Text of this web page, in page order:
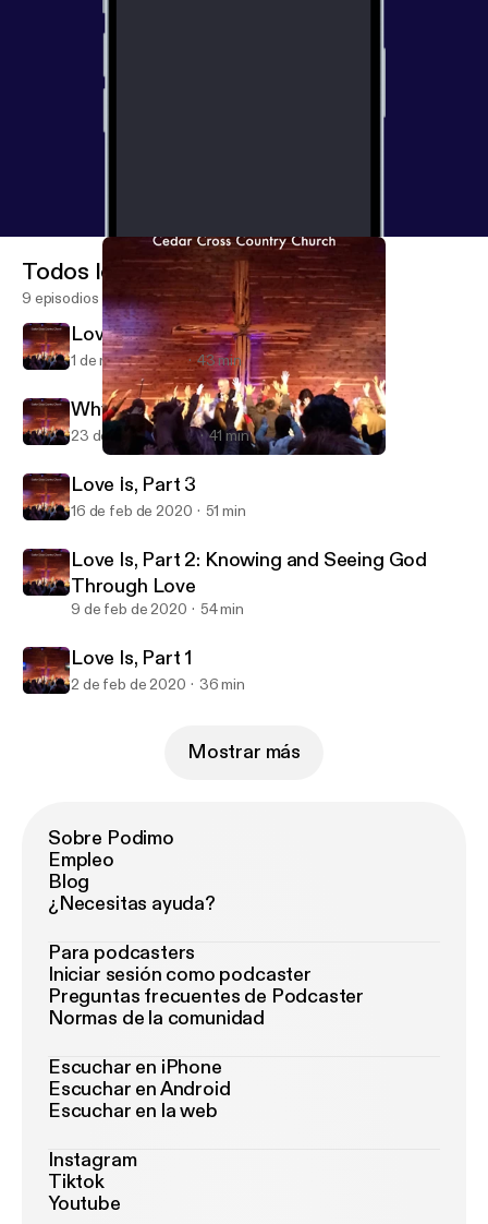
Cedar Cross Country Church
Todos los episodios
9 episodios
Love Is, Part 4
1 de mar de 2020 43 min
Why Baptism?
23 de feb de 2020 41 min
Love Is, Part 3
16 de feb de 2020 51 min
Love Is, Part 2: Knowing and Seeing God
Through Love
9 de feb de 2020 54 min
Love Is, Part 1
2 de feb de 2020 36 min
Mostrar más
Sobre Podimo
Empleo
Blog
¿Necesitas ayuda?
Para podcasters
Iniciar sesión como podcaster
Preguntas frecuentes de Podcaster
Normas de la comunidad
Escuchar en iPhone
Escuchar en Android
Escuchar en la web
Instagram
Tiktok
Youtube